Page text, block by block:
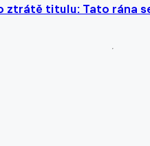
ztrátě titulu: Tato rána